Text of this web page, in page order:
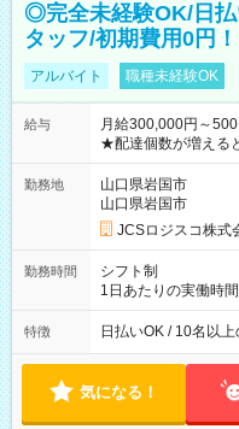
◎完全未経験OK/日
タッフ/初期費用0円
アルバイト 職種未経験OK
給与
月給300,000円～
★配達個数が増える
ど！ ・主要都市エリア 月収55万円／週5日稼働 月収65万~112
万円／週6日稼働 ・地方郊外エリア 月収40万円／週5日稼働 月
収40万円~50万円／週6日稼働 ＜モデルイ
円 (27歳男性/江東区
(日休み) ■月収80万円(43歳男性/墨田区在住)※元営業 1日200個
勤務地
山口県岩国市
山口県岩国市
JCSロジスコ株式
勤務時間
シフト制
1日あたりの実働時
働8時間） ※週5日
によって時間外での
特徴 日払いOK / 10名以
気になる！